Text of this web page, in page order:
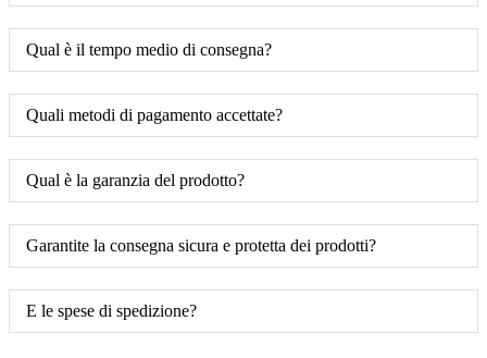
Qual è il tempo medio di consegna?
Quali metodi di pagamento accettate?
Qual è la garanzia del prodotto?
Garantite la consegna sicura e protetta dei prodotti?
E le spese di spedizione?